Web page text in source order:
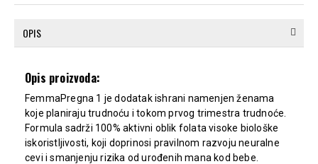
OPIS
Opis proizvoda:
FemmaPregna 1 je dodatak ishrani namenjen ženama
koje planiraju trudnoću i tokom prvog trimestra trudnoće.
Formula sadrži 100% aktivni oblik folata visoke biološke
iskoristljivosti, koji doprinosi pravilnom razvoju neuralne
cevi i smanjenju rizika od urođenih mana kod bebe.